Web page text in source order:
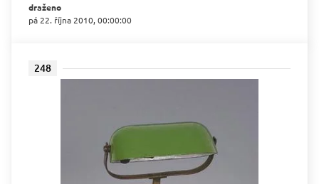
draženo
pá 22. října 2010, 00:00:00
248